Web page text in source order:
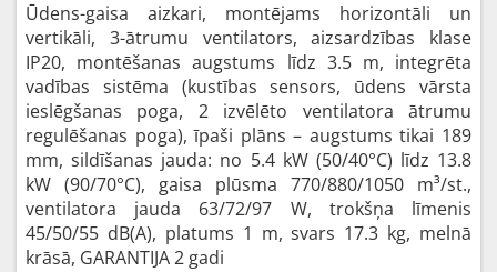
Ūdens-gaisa aizkari, montējams horizontāli un
vertikāli, 3-ātrumu ventilators, aizsardzības klase
IP20, montēšanas augstums līdz 3.5 m, integrēta
vadības sistēma (kustības sensors, ūdens vārsta
ieslēgšanas poga, 2 izvēlēto ventilatora ātrumu
regulēšanas poga), īpaši plāns – augstums tikai 189
mm, sildīšanas jauda: no 5.4 kW (50/40°C) līdz 13.8
kW (90/70°C), gaisa plūsma 770/880/1050 m³/st.,
ventilatora jauda 63/72/97 W, trokšņa līmenis
45/50/55 dB(A), platums 1 m, svars 17.3 kg, melnā
krāsā, GARANTIJA 2 gadi